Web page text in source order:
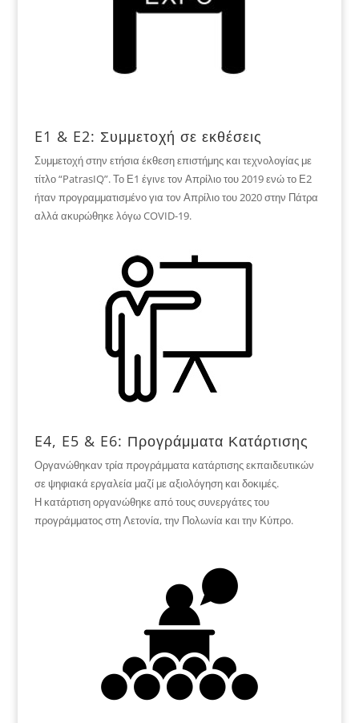
E1 & E2: Συμμετοχή σε εκθέσεις
Συμμετοχή στην ετήσια έκθεση επιστήμης και τεχνολογίας με
τίτλο “PatrasIQ”. Το Ε1 έγινε τον Απρίλιο του 2019 ενώ το Ε2
ήταν προγραμματισμένο για τον Απρίλιο του 2020 στην Πάτρα
αλλά ακυρώθηκε λόγω COVID-19.
E4, E5 & E6: Προγράμματα Κατάρτισης
Οργανώθηκαν τρία προγράμματα κατάρτισης εκπαιδευτικών
σε ψηφιακά εργαλεία μαζί με αξιολόγηση και δοκιμές.
Η κατάρτιση οργανώθηκε από τους συνεργάτες του
προγράμματος στη Λετονία, την Πολωνία και την Κύπρο.